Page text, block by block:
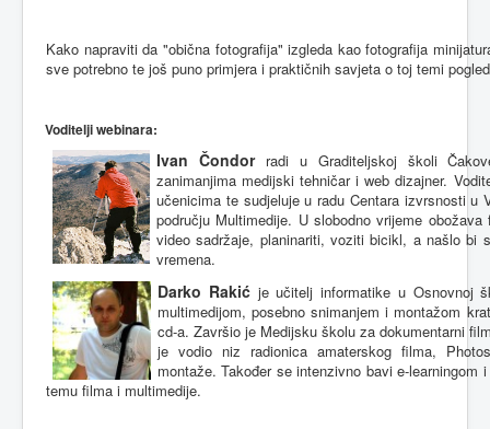
Kako napraviti da "obična fotografija" izgleda kao fotografija
sve potrebno te još puno primjera i praktičnih savjeta o toj temi
Voditeljiwebinara:
Ivan Čondor radiu Graditeljskoj školi
zanimanjima medijski tehničari webdizajner.
učenicima te sudjelujeu radu Centara izvrsnostiu
području Multimedije. U slobodno vrijeme obožava
videosadržaje, planinariti, voziti bicikl, a našlobi
vremena.
Darko Rakić jeučitelj informatike u Osnovnoj
multimedijom,posebno snimanjem i montažom
cd-a. Završio je Medijsku školu za dokumentarni
je vodio niz radionica amaterskog filma,
montaže.Takođerseintenzivno bavi e-learningom i
temu filma i multimedije.